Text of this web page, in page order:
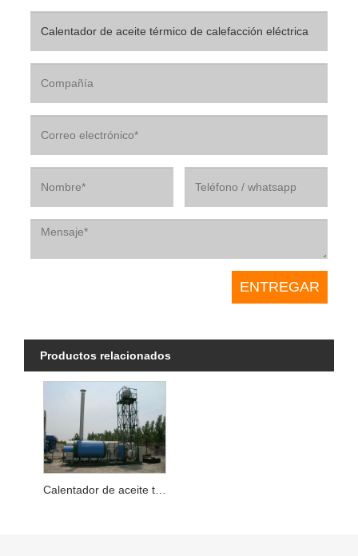
Productos relacionados
Calentador de aceite térmico diésel/gas